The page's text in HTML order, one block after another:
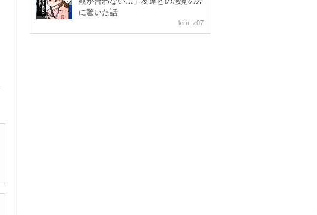
に驚いた話
kira_z07